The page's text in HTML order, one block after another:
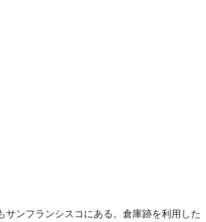
サンフランシスコにある。倉庫跡を利用した